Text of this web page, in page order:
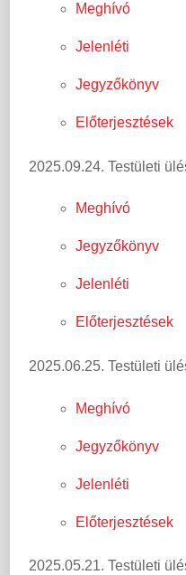
Meghívó
Jelenléti
Jegyzőkönyv
Előterjesztések
2025.09.24. Testületi
Meghívó
Jegyzőkönyv
Jelenléti
Előterjesztések
2025.06.25. Testületi
Meghívó
Jegyzőkönyv
Jelenléti
Előterjesztések
2025.05.21. Testületi